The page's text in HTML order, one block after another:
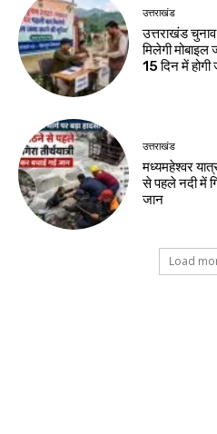
उत्तराखंड
उत्तराखंड
मिलेगी
15 दिन में होगी
उत्तराखंड
मध्यमहेश्वर
से पहले नदी में
जान
Load